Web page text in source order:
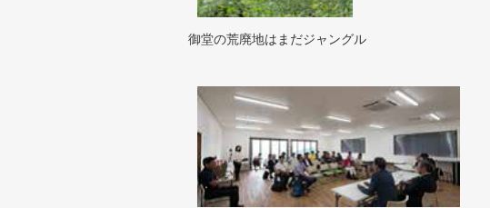
御堂の荒廃地はまだジャングル